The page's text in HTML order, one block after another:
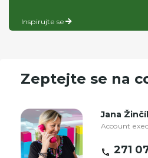
Inspirujte se
Zeptejte se na
Jana
Account
271